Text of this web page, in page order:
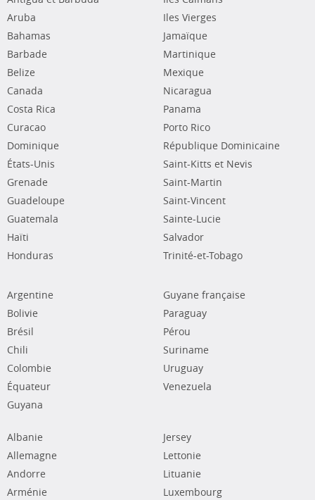
Aruba
Bahamas
Barbade
Belize
Canada
Costa Rica
Curacao
Dominique
États-Unis
Grenade
Guadeloupe
Guatemala
Haïti
Honduras
Iles Vierges
Jamaïque
Martinique
Mexique
Nicaragua
Panama
Porto Rico
République Dominicaine
Saint-Kitts et Nevis
Saint-Martin
Saint-Vincent
Sainte-Lucie
Salvador
Trinité-et-Tobago
Argentine
Bolivie
Brésil
Chili
Colombie
Équateur
Guyana
Guyane française
Paraguay
Pérou
Suriname
Uruguay
Venezuela
Albanie
Allemagne
Andorre
Arménie
Jersey
Lettonie
Lituanie
Luxembourg